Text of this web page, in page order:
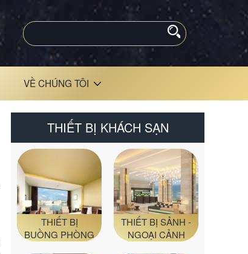
VỀ CHÚNG TÔI
THIẾT BỊ KHÁCH SẠN
THIẾT BỊ
BUỒNG PHÒNG
THIẾT BỊ SẢNH -
NGOẠI CẢNH